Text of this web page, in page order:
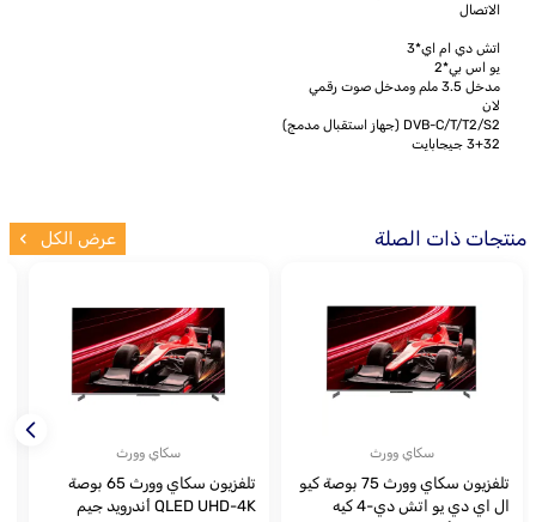
الاتصال
اتش دي ام اي*3
يو اس بي*2
مدخل 3.5 ملم ومدخل صوت رقمي
لان
DVB-C/T/T2/S2 (جهاز استقبال مدمج)
3+32 جيجابايت
منتجات ذات الصلة عرض الكل
سكاي وورث
تلفزيون سكاي وورث 75 بوصة كيو
ال اي دي يو اتش دي-4 كيه
سكاي وورث
تلفزيون سكاي وورث 65 بوصة
QLED UHD-4K أندرويد جيم